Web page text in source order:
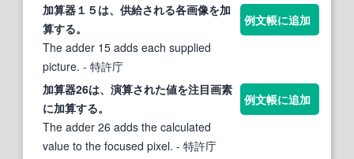
加算器１５は、供給される各画像を加
算する。
The adder 15 adds each supplied
picture. - 特許庁
例文帳に追加
加算器26は、演算された値を注目画素
に加算する。
The adder 26 adds the calculated
value to the focused pixel. - 特許庁
例文帳に追加